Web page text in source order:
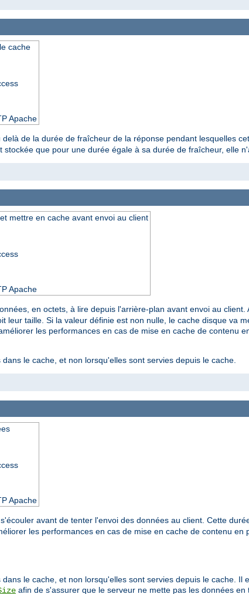
cache
Apache
de la durée de fraîcheur de la réponse pendant lesquelles
que pour une durée égale à sa durée de fraîcheur, elle
mettre en cache avant envoi au client
Apache
en octets, à lire depuis l'arrière-plan avant envoi au client.
leur taille. Si la valeur définie est non nulle, le cache disque va
les performances en cas de mise en cache de contenu
le cache, et non lorsqu'elles sont servies depuis le cache.
Apache
avant de tenter l'envoi des données au client. Cette
les performances en cas de mise en cache de contenu en
le cache, et non lorsqu'elles sont servies depuis le cache. Il
afin de s'assurer que le serveur ne mette pas les données